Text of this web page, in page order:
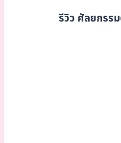
รีวิว ศัลยกรร